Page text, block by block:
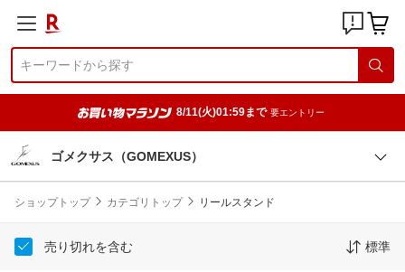
8/11(火)01:59まで 要エントリー
ゴメクサス（GOMEXUS）
ショップトップ カテゴリトップ リールスタンド
売り切れを含む 標準